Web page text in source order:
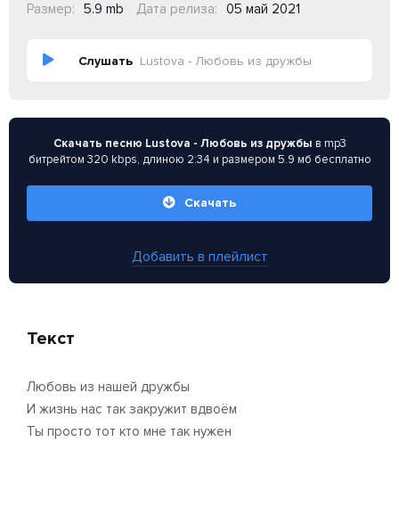
Размер:
5.9 mb Дата релиза: 05 май 2021
Слушать Lustova - Любовь из дружбы
Скачать песню Lustova - Любовь из дружбы в mp3
битрейтом 320 kbps, длиною 2:34 и размером 5.9 мб бесплатно
Скачать
Добавить в плейлист
Текст
Любовь из нашей дружбы
И жизнь нас так закружит вдвоём
Ты просто тот кто мне так нужен